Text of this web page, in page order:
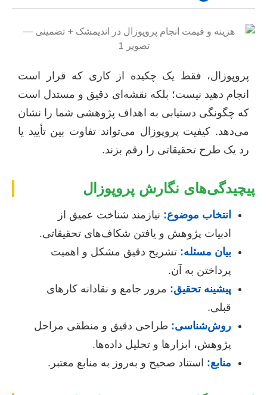
پروپوزال، فقط یک چکیده از کاری که قرار است
انجام دهید نیست؛ بلکه نقشه‌ای دقیق و مستدل است
که چگونگی دستیابی به اهداف پژوهشی شما را نشان
می‌دهد. کیفیت پروپوزال می‌تواند تفاوت بین تأیید یا
رد یک طرح تحقیقاتی را رقم بزند.
پیچیدگی‌های نگارش پروپوزال
انتخاب موضوع: نیازمند شناخت عمیق از
ادبیات پژوهش و یافتن شکاف‌های تحقیقاتی.
بیان مسئله: تشریح دقیق مشکل و اهمیت
پرداختن به آن.
پیشینه تحقیق: مرور جامع و نقادانه کارهای
قبلی.
روش‌شناسی: طراحی دقیق و منطقی مراحل
پژوهش، ابزارها و تحلیل داده‌ها.
منابع: استناد صحیح و به‌روز به منابع معتبر.